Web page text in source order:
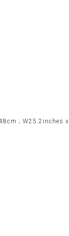
; W25.2inches x